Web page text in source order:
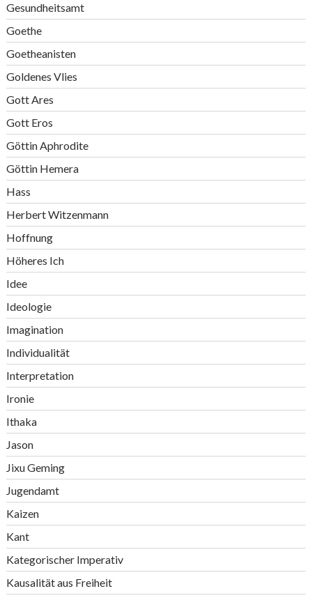
Gesundheitsamt
Goethe
Goetheanisten
Goldenes Vlies
Gott Ares
Gott Eros
Göttin Aphrodite
Göttin Hemera
Hass
Herbert Witzenmann
Hoffnung
Höheres Ich
Idee
Ideologie
Imagination
Individualität
Interpretation
Ironie
Ithaka
Jason
Jixu Geming
Jugendamt
Kaizen
Kant
Kategorischer Imperativ
Kausalität aus Freiheit